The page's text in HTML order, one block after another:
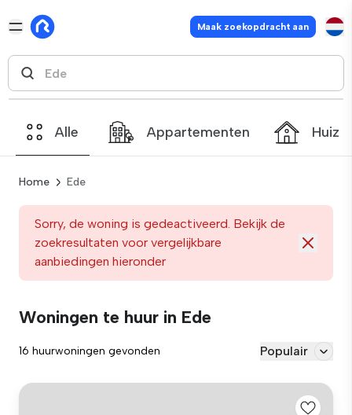
Maak zoekopdracht aan
Alle Appartementen
Home Ede
Sorry, de woning is gedeactiveerd. Bekijk de
zoekresultaten voor vergelijkbare
aanbiedingen hieronder
Woningen te huur in Ede
16 huurwoningen gevonden Populair